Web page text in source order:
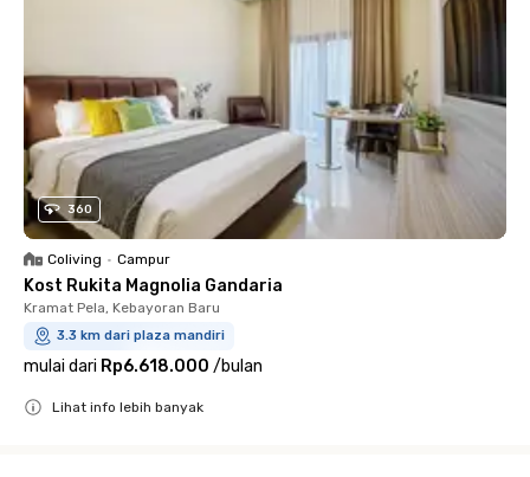
360
Coliving • Campur
Kost Rukita Magnolia Gandaria
Kramat Pela, Kebayoran Baru
3.3 km dari plaza mandiri
mulai dari Rp6.618.000 /bulan
Lihat info lebih banyak